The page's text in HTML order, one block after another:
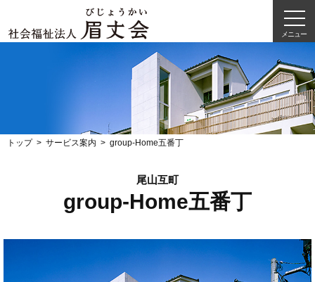
メニュー
トップ サービス案内 group-Home五番丁
尾山互町
group-Home五番丁